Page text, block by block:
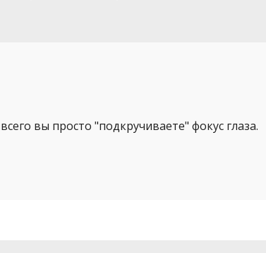
вы просто "подкручиваете" фокус глаза.